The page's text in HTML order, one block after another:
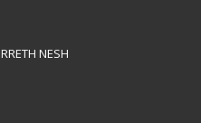
RRETH NESH